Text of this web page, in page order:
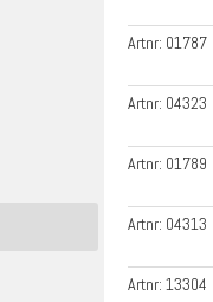
Artnr: 01787
Artnr: 04323
Artnr: 01789
Artnr: 04313
Artnr:13304